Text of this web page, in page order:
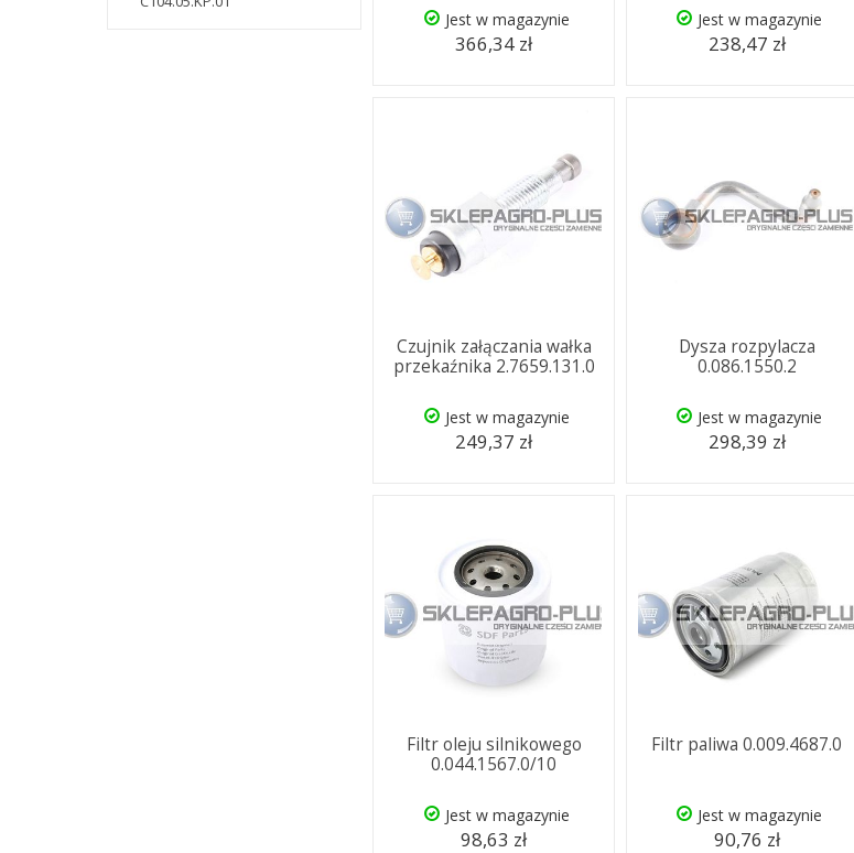
Jest w magazynie
366,34 zł
Jest w magazynie
238,47 zł
Czujnik załączania wałka
przekaźnika 2.7659.131.0
Jest w magazynie
249,37 zł
Dysza rozpylacza
0.086.1550.2
Jest w magazynie
298,39 zł
Filtr oleju silnikowego
0.044.1567.0/10
Jest w magazynie
98,63 zł
Filtr paliwa 0.009.4687.0
Jest w magazynie
90,76 zł